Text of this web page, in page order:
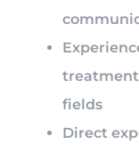
fields
Direct